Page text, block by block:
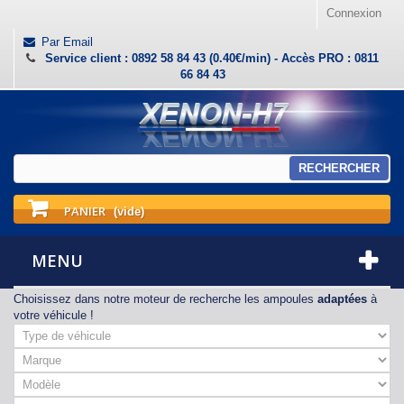
Connexion
Par Email
Service client : 0892 58 84 43 (0.40€/min) - Accès PRO : 0811
66 84 43
RECHERCHER
PANIER (vide)
MENU
Choisissez dans notre moteur de recherche les ampoules adaptées à
votre véhicule !